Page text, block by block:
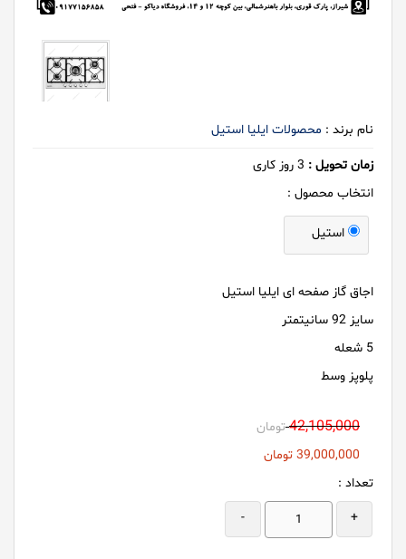
نام برند : محصولات ایلیا استیل
زمان تحویل : 3 روز کاری
انتخاب محصول :
استیل
اجاق گاز صفحه ای ایلیا استیل
سایز 92 سانیتمتر
5 شعله
پلوپز وسط
42,105,000 تومان
39,000,000 تومان
تعداد :
+
-